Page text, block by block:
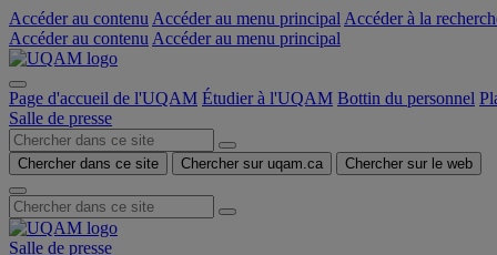
Accéder au contenu Accéder au menu principal Accéder à la
Accéder au contenu Accéder au menu principal
Page d'accueil de l'UQAM Étudier à l'UQAM Bottin du personnel
Salle de presse
Chercher dans ce site Chercher sur uqam.ca Chercher sur le web
Salle de presse